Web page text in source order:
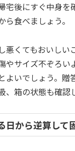
宅後にすぐ中身を
食べましょう。
悪くてもおいしい
やサイズ不ぞろい
よいでしょう。贈
、箱の状態も確認
日から逆算して